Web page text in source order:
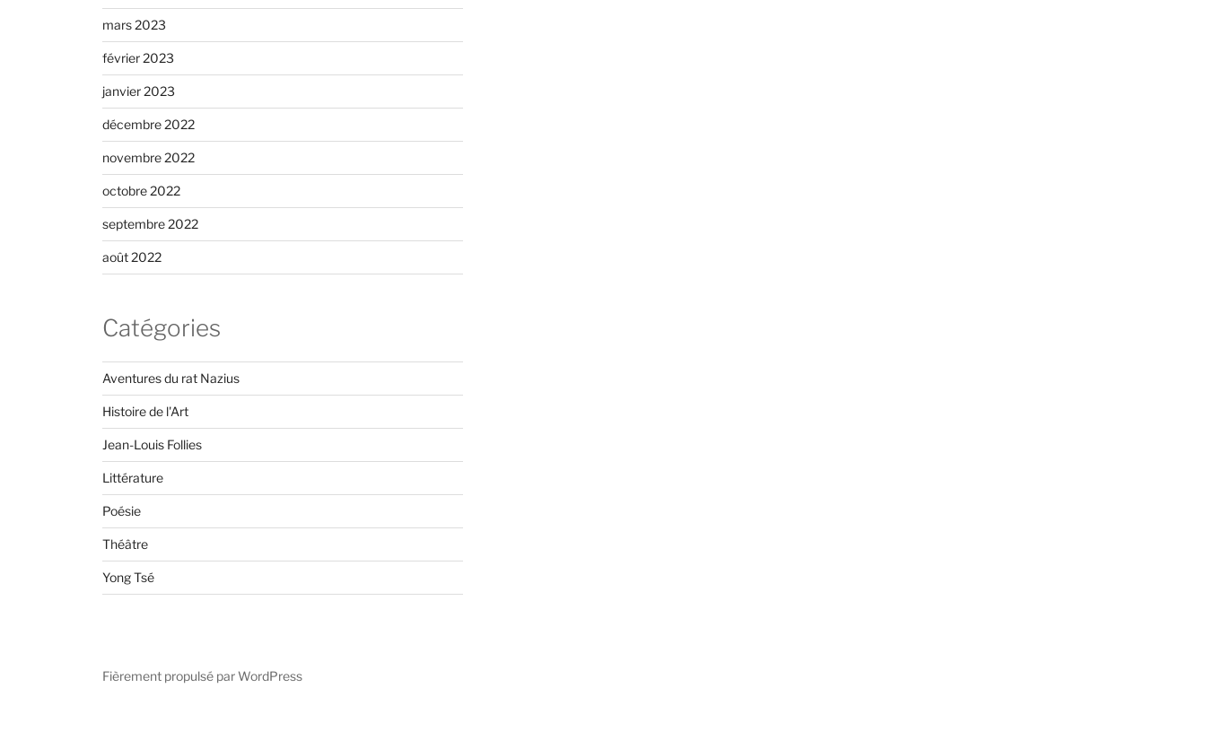
mars 2023
février 2023
janvier 2023
décembre 2022
novembre 2022
octobre 2022
septembre 2022
août 2022
Catégories
Aventures du rat Nazius
Histoire de l'Art
Jean-Louis Follies
Littérature
Poésie
Théâtre
Yong Tsé
Fièrement propulsé par WordPress